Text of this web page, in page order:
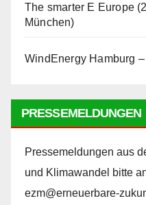
The smarter E Europe
München)
WindEnergy Hamburg
PRESSEMELDUNGEN
Pressemeldungen aus
und Klimawandel bitte
ezm@erneuerbare-